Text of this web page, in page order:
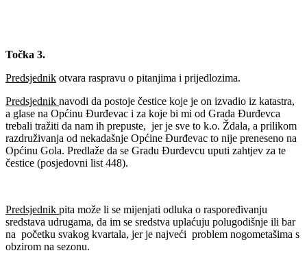
Točka 3.
Predsjednik otvara raspravu o pitanjima i prijedlozima.
Predsjednik navodi da postoje čestice koje je on izvadio iz katastra,
a glase na Općinu Đurđevac i za koje bi mi od Grada Đurđevca
trebali tražiti da nam ih prepuste, jer je sve to k.o. Ždala, a prilikom
razdruživanja od nekadašnje Općine Đurđevac to nije preneseno na
Općinu Gola. Predlaže da se Gradu Đurđevcu uputi zahtjev za te
čestice (posjedovni list 448).
Predsjednik pita može li se mijenjati odluka o raspoređivanju
sredstava udrugama, da im se sredstva uplaćuju polugodišnje ili bar
na početku svakog kvartala, jer je najveći problem nogometašima s
obzirom na sezonu.